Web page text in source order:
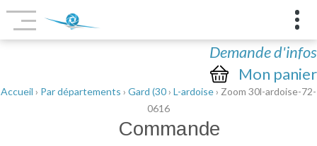
Demande d'infos
Mon panier
Accueil › Par départements › Gard (30› L-ardoise› Zoom 30l-ardoise-72-
0616
Commande